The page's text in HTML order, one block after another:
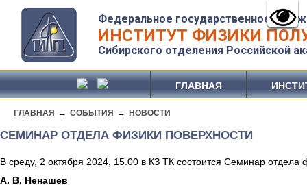
Федеральное государственное
ИНСТИТУТ ФИЗИКИ
Сибирского отделения Российской
ГЛАВНАЯ
ГЛАВНАЯ → СОБЫТИЯ → НОВОСТИ
СЕМИНАР ОТДЕЛА ФИЗИКИ ПОВЕРХНОСТИ
В среду, 2 октября 2024, 15.00 в КЗ ТК состоится Семинар отдела
А. В. Ненашев